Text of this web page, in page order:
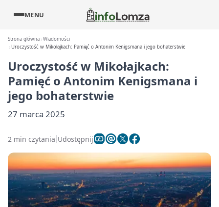
MENU
Strona główna Wiadomości
Uroczystość w Mikołajkach: Pamięć o Antonim Kenigsmana i jego bohaterstwie
Uroczystość w Mikołajkach:
Pamięć o Antonim Kenigsmana i
jego bohaterstwie
27 marca 2025
2 min czytania Udostępnij